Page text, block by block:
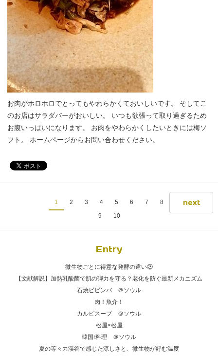
お肉がホロホロでとってもやわらかくておいしいです。 そしてこ
のお店はサラダバーがおいしい。 いつも欲張って取り過ぎるため
お腹いっぱいになります。 お肉をやわらかくしたいときには梅ソ
フト。 ホームページからお問い合わせください。
1 2 3 4 5 6 7
8
9
10
next
Entry
微生物ごとに得意な発酵の違い③
【文献解説】加熱乳酸菌で肌の弾力を守る？老化を防ぐ最新メカニズム
石焼ビビンバ ＠ソウル
肉！魚介！
カルビスープ ＠ソウル
松屋×松屋
韓国r料理 ＠ソウル
夏の等々力渓谷で感じた涼しさと、微生物が好む温度